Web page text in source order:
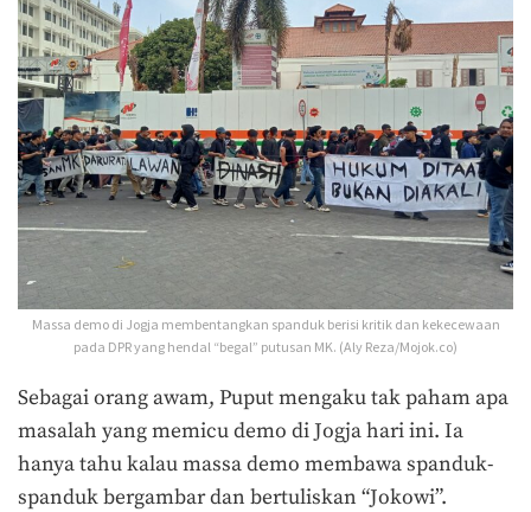
Massa demo di Jogja membentangkan spanduk berisi kritik dan kekecewaan
pada DPR yang hendal “begal” putusan MK. (Aly Reza/Mojok.co)
Sebagai orang awam, Puput mengaku tak paham apa
masalah yang memicu demo di Jogja hari ini. Ia
hanya tahu kalau massa demo membawa spanduk-
spanduk bergambar dan bertuliskan “Jokowi”.